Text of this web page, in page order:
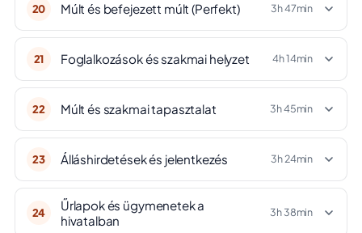
20 Múlt és befejezett múlt (Perfekt) 3h 47min
21 Foglalkozások és szakmai helyzet 4h 14min
22 Múlt és szakmai tapasztalat 3h 45min
23 Álláshirdetések és jelentkezés 3h 24min
24
Űrlapok és ügymenetek a
hivatalban
3h 38min